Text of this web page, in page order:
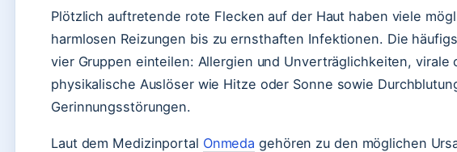
Plötzlich auftretende rote Flecken auf der Haut haben viele
harmlosen Reizungen bis zu ernsthaften Infektionen. Die
vier Gruppen einteilen: Allergien und Unverträglichkeiten,
physikalische Auslöser wie Hitze oder Sonne sowie
Gerinnungsstörungen.
Laut dem Medizinportal Onmeda gehören zu den möglichen